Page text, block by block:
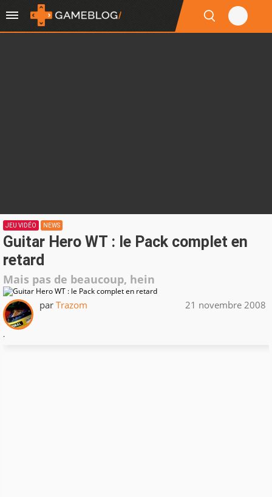
JEU VIDÉO NEWS
Guitar Hero WT : le Pack complet en
retard
Mais pas de beaucoup, hein
par Trazom 21 novembre 2008
.